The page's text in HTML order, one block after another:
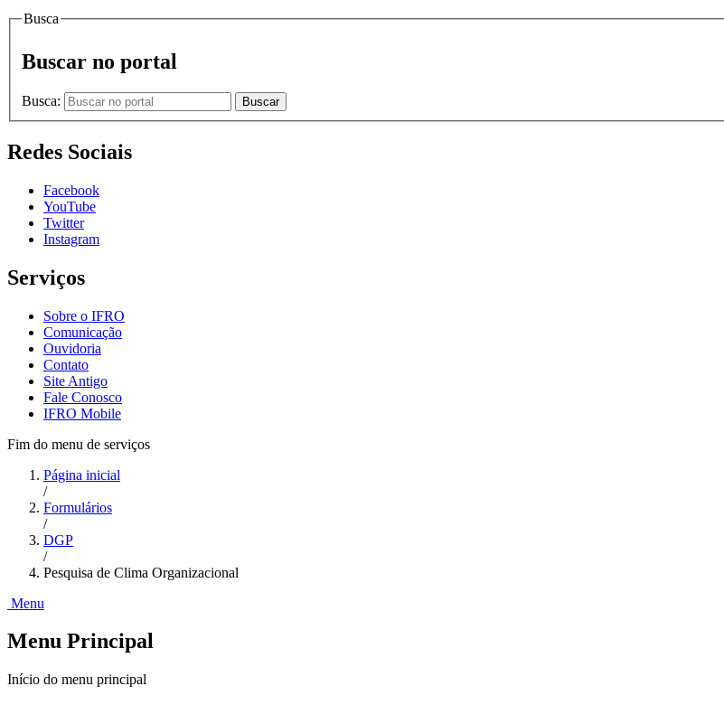
Busca
Buscar no portal
Busca: Buscar
Redes Sociais
Facebook
YouTube
Twitter
Instagram
Serviços
Sobre o IFRO
Comunicação
Ouvidoria
Contato
Site Antigo
Fale Conosco
IFRO Mobile
Fim do menu de serviços
Página inicial
/
Formulários
/
DGP
/
Pesquisa de Clima Organizacional
Menu
Menu Principal
Início do menu principal